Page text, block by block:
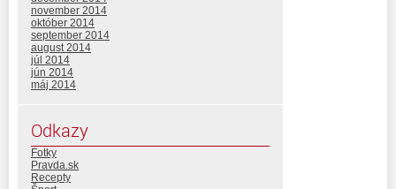
november 2014
október 2014
september 2014
august 2014
júl 2014
jún 2014
máj 2014
Odkazy
Fotky
Pravda.sk
Recepty